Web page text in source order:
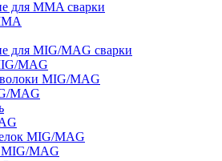
для MMA сварки
для MIG/MAG сварки
MAG
MIG/MAG
MAG
MIG/MAG
MAG